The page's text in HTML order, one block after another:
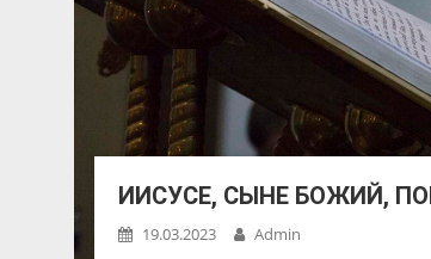
ИИСУСЕ, СЫНЕ БОЖИЙ,
19.03.2023 Admin